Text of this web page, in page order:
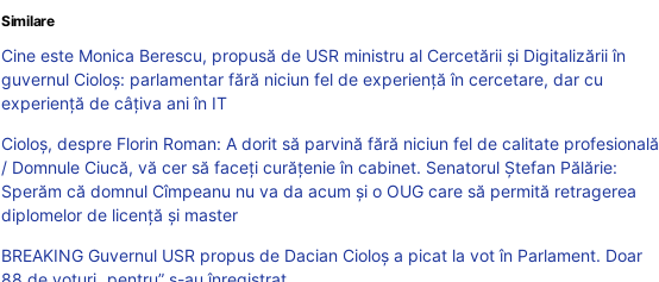
Similare
Cine este Monica Berescu, propusă de USR ministru al Cercetării și Digitalizării în
guvernul Cioloș: parlamentar fără niciun fel de experiență în cercetare, dar cu
experiență de câțiva ani în IT
Cioloș, despre Florin Roman: A dorit să parvină fără niciun fel de calitate profesională
/ Domnule Ciucă, vă cer să faceți curățenie în cabinet. Senatorul Ștefan Pălărie:
Sperăm că domnul Cîmpeanu nu va da acum și o OUG care să permită retragerea
diplomelor de licență și master
BREAKING Guvernul USR propus de Dacian Cioloș a picat la vot în Parlament. Doar